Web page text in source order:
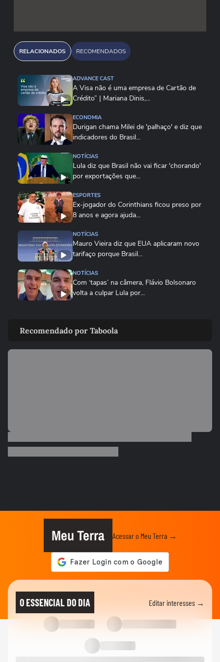
RELACIONADOS RECOMENDADOS
ADVANCE CAST
A Visa não é uma empresa de Cartão de
Crédito” | Mariana Dinis,...
ECONOMIA
Durigan chama Milei de 'palhaço' e diz que
indicadores do Brasil...
NOTÍCIAS
Lula diz que Brasil não vai ficar 'chorando'
por exportações que...
ESPORTES
Ex-jogador do Corinthians ficou preso por
8 anos e agora ajuda...
NOTÍCIAS
Mauro Vieira diz que EUA aplicaram novo
tarifaço porque Brasil...
NOTÍCIAS
Com ‘tapas’ na câmera, Flávio Bolsonaro
volta a culpar Lula por...
Lindbergh Farias chama tarifaço...
NOTÍCIAS
para o Seu Negócio
‘Fazendo a minha parte mesmo sem ser
presidente ainda’, diz Flávio...
Flávio Bolsonaro cita eleições no Brasil e
diz em audiência nos...
Flávio Bolsonaro critica Lula antes de
participar de audiência...
Recomendado por Taboola
Meu Terra Acessar o Meu Terra →
O ESSENCIAL DO DIA Editar interesses →